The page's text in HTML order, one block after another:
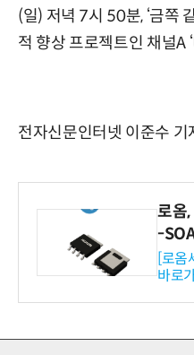
(일) 저녁 7시 50분, ‘금쪽
적 향상 프로젝트인 채널A
전자신문인터넷 이준수
로옴
-
ET
[로옴
바로